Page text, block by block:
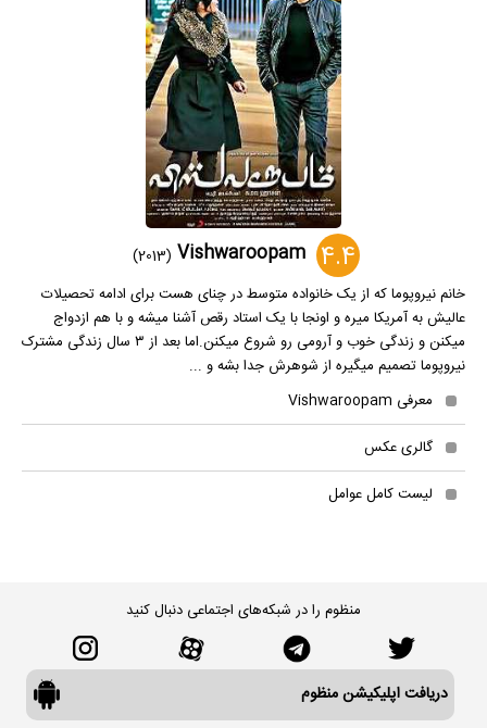
4.4
Vishwaroopam
(2013)
خانم نیروپوما که از یک خانواده متوسط در چنای هست برای ادامه تحصیلات
عالیش به آمریکا میره و اونجا با یک استاد رقص آشنا میشه و با هم ازدواج
میکنن و زندگی خوب و آرومی رو شروع میکنن.اما بعد از ۳ سال زندگی مشترک
نیروپوما تصمیم میگیره از شوهرش جدا بشه و ...
معرفی Vishwaroopam
گالری عکس
لیست کامل عوامل
منظوم را در شبکه‌های اجتماعی دنبال کنید
دریافت اپلیکیشن منظوم